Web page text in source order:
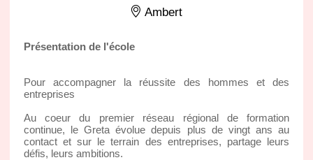
Ambert
Présentation de l'école
Pour accompagner la réussite des hommes et des
entreprises
Au coeur du premier réseau régional de formation
continue, le Greta évolue depuis plus de vingt ans au
contact et sur le terrain des entreprises, partage leurs
défis, leurs ambitions.